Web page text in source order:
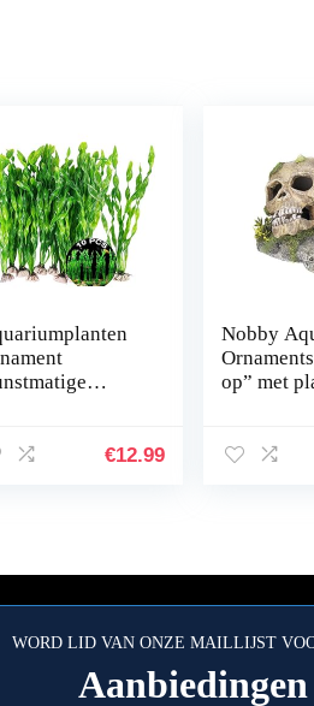
€12.99
Nobby
op” met
WORD LID VAN ONZE MAILLIJST
Aanbiedingen